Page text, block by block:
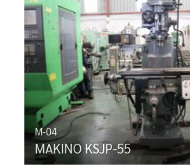
M-04
MAKINO KSJP-55